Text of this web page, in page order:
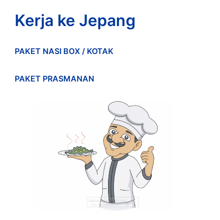
Kerja ke Jepang
PAKET NASI BOX / KOTAK
PAKET PRASMANAN